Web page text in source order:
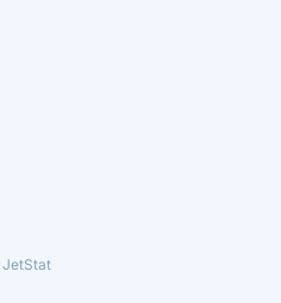
JetStat